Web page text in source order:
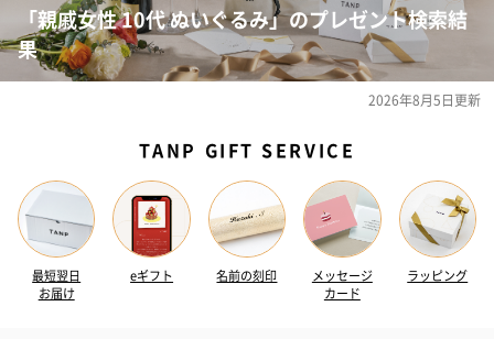
「親戚女性 10代 ぬいぐるみ」のプレゼント検索結
果
2026年8月5日更新
TANP GIFT SERVICE
最短翌日
お届け
eギフト 名前の刻印
メッセージ
カード
ラッピング